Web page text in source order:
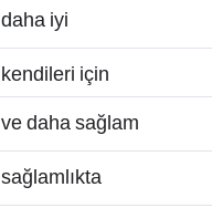
daha iyi
kendileri için
ve daha sağlam
sağlamlıkta